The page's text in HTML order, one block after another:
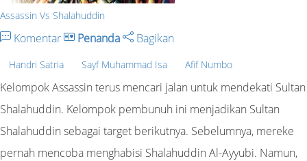
Assassin Vs Shalahuddin
Komentar Penanda Bagikan
Handri Satria Sayf Muhammad Isa Afif Numbo
Kelompok Assassin terus mencari jalan untuk mendekati Sultan
Shalahuddin. Kelompok pembunuh ini menjadikan Sultan
Shalahuddin sebagai target berikutnya. Sebelumnya, mereke
pernah mencoba menghabisi Shalahuddin Al-Ayyubi. Namun,